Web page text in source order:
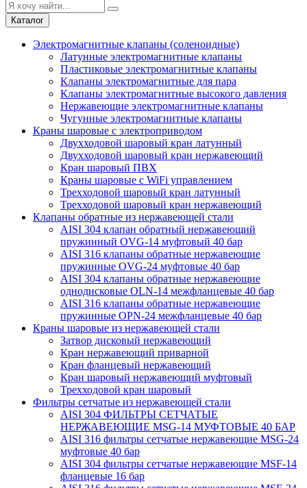
Каталог
Электромагнитные клапаны (соленоидные)
Латунные электромагнитные клапаны
Пластиковые электромагнитные клапаны
Клапаны электромагнитные для пара
Клапаны электромагнитные высокого давления
Нержавеющие электромагнитные клапаны
Чугунные электромагнитные клапаны
Краны шаровые с электроприводом
Двухходовой шаровый кран латунный
Двухходовой шаровый кран нержавеющий
Кран шаровый ПВХ
Краны шаровые с WiFi управлением
Трехходовой шаровый кран латунный
Трехходовой шаровый кран нержавеющий
Клапаны обратные из нержавеющей стали
AISI 304 клапан обратный нержавеющий
пружинный OVG-14 муфтовый 40 бар
AISI 316 клапаны обратные нержавеющие
пружинные OVG-24 муфтовые 40 бар
AISI 304 клапаны обратные нержавеющие
однодисковые OLN-14 межфланцевые 40 бар
AISI 316 клапаны обратные нержавеющие
пружинные OPN-24 межфланцевые 40 бар
Краны шаровые из нержавеющей стали
Затвор дисковый нержавеющий
Кран нержавеющий приварной
Кран фланцевый нержавеющий
Кран шаровый нержавеющий муфтовый
Трехходовой кран шаровый
Фильтры сетчатые из нержавеющей стали
AISI 304 ФИЛЬТРЫ СЕТЧАТЫЕ
НЕРЖАВЕЮЩИЕ MSG-14 МУФТОВЫЕ 40 БАР
AISI 316 фильтры сетчатые нержавеющие MSG-24
муфтовые 40 бар
AISI 304 фильтры сетчатые нержавеющие MSF-14
фланцевые 16 бар